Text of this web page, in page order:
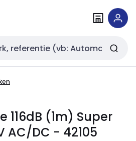
116dB (1m) Super
AC/DC - 42105